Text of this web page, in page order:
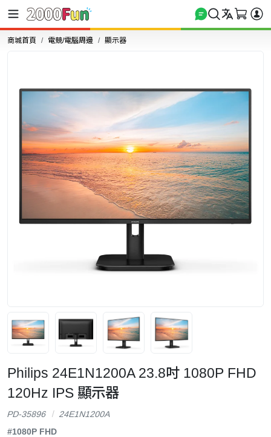
商城首頁 電競/電腦周邊 顯示器
Philips 24E1N1200A 23.8吋 1080P FHD
120Hz IPS 顯示器
PD-35896
24E1N1200A
#1080P FHD